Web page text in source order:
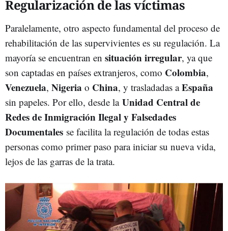
Regularización de las víctimas
Paralelamente, otro aspecto fundamental del proceso de
rehabilitación de las supervivientes es su regulación. La
mayoría se encuentran en situación irregular, ya que
son captadas en países extranjeros, como Colombia,
Venezuela, Nigeria o China, y trasladadas aEspaña
sin papeles. Por ello, desde la Unidad Central de
Redes de Inmigración Ilegal y Falsedades
Documentales se facilita la regulación de todas estas
personas como primer paso para iniciar su nueva vida,
lejos de las garras de la trata.